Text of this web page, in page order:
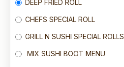
DEEP FRIED ROLL
CHEFS SPECIAL ROLL
GRILL N SUSHI SPECIAL ROLLS
MIX SUSHI BOOT MENU